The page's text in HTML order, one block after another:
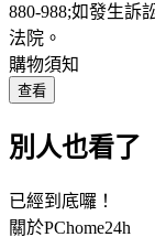
880-988;如發生訴
法院。
購物須知
查看
別人也看了
已經到底囉！
關於PChome24h